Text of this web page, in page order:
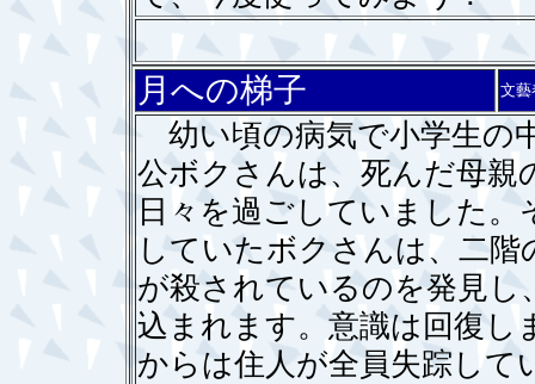
月への梯子 文藝
幼い頃の病気で小学生の
公ボクさんは、死んだ母親
日々を過ごしていました
していたボクさんは、二
が殺されているのを発見し
込まれます。意識は回復し
からは住人が全員失踪して